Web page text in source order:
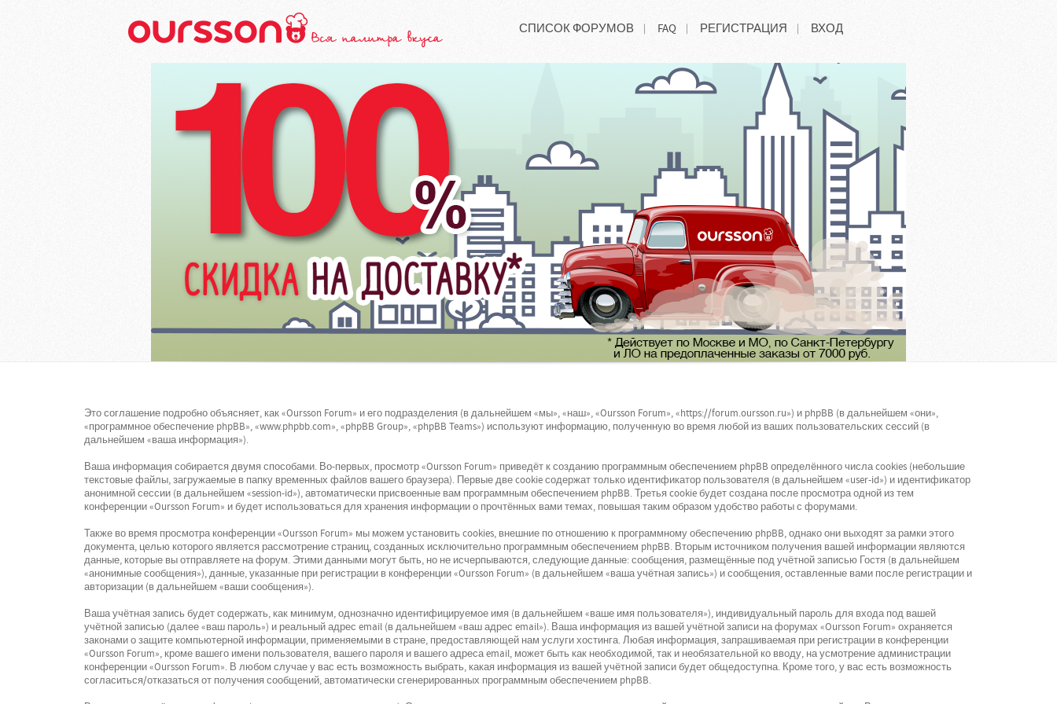
СПИСОК ФОРУМОВ FAQ РЕГИСТРАЦИЯ ВХОД
Это соглашение подробно объясняет, как «Oursson Forum» и его подразделения (в дальнейшем «мы», «наш», «Oursson Forum», «https://forum.oursson.ru») и phpBB (в дальнейшем «они»,
«программное обеспечение phpBB», «www.phpbb.com», «phpBB Group», «phpBB Teams») используют информацию, полученную во время любой из ваших пользовательских сессий (в
дальнейшем «ваша информация»).
Ваша информация собирается двумя способами. Во-первых, просмотр «Oursson Forum» приведёт к созданию программным обеспечением phpBB определённого числа cookies (небольшие
текстовые файлы, загружаемые в папку временных файлов вашего браузера). Первые две cookie содержат только идентификатор пользователя (в дальнейшем «user-id») и идентификатор
анонимной сессии (в дальнейшем «session-id»), автоматически присвоенные вам программным обеспечением phpBB. Третья cookie будет создана после просмотра одной из тем
конференции «Oursson Forum» и будет использоваться для хранения информации о прочтённых вами темах, повышая таким образом удобство работы с форумами.
Также во время просмотра конференции «Oursson Forum» мы можем установить cookies, внешние по отношению к программному обеспечению phpBB, однако они выходят за рамки этого
документа, целью которого является рассмотрение страниц, созданных исключительно программным обеспечением phpBB. Вторым источником получения вашей информации являются
данные, которые вы отправляете на форум. Этими данными могут быть, но не исчерпываются, следующие данные: сообщения, размещённые под учётной записью Гостя (в дальнейшем
«анонимные сообщения»), данные, указанные при регистрации в конференции «Oursson Forum» (в дальнейшем «ваша учётная запись») и сообщения, оставленные вами после регистрации и
авторизации (в дальнейшем «ваши сообщения»).
Ваша учётная запись будет содержать, как минимум, однозначно идентифицируемое имя (в дальнейшем «ваше имя пользователя»), индивидуальный пароль для входа под вашей
учётной записью (далее «ваш пароль») и реальный адрес email (в дальнейшем «ваш адрес email»). Ваша информация из вашей учётной записи на форумах «Oursson Forum» охраняется
законами о защите компьютерной информации, применяемыми в стране, предоставляющей нам услуги хостинга. Любая информация, запрашиваемая при регистрации в конференции
«Oursson Forum», кроме вашего имени пользователя, вашего пароля и вашего адреса email, может быть как необходимой, так и необязательной ко вводу, на усмотрение администрации
конференции «Oursson Forum». В любом случае у вас есть возможность выбрать, какая информация из вашей учётной записи будет общедоступна. Кроме того, у вас есть возможность
согласиться/отказаться от получения сообщений, автоматически сгенерированных программным обеспечением phpBB.